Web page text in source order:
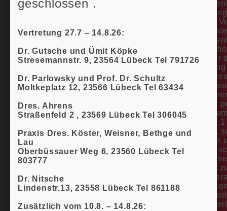
Die
Die
rechtlichen
Die
der
Sofern einer
die
Odendahl
den
dem
Wurden die
öffentlich
Art. 17 Abs.
verpflichtet,
Technologie
auch
welche die
in Kenntnis
die
diesen
dieser
nicht
geschlossen .
Vertretung 27.7 – 14.8.26:
Dr. Gutsche und Ümit Köpke
Stresemannstr. 9, 23564 Lübeck Tel 791726
Dr. Parlowsky und Prof. Dr. Schultz
Moltkeplatz 12, 23566 Lübeck Tel 63434
Dres. Ahrens
Straßenfeld 2 , 23569 Lübeck Tel 306045
Praxis Dres. Köster, Weisner, Bethge und
Lau
Oberbüssauer Weg 6, 23560 Lübeck Tel
803777
Dr. Nitsche
Lindenstr.13, 23558 Lübeck Tel 861188
Zusätzlich vom 10.8. – 14.8.26: